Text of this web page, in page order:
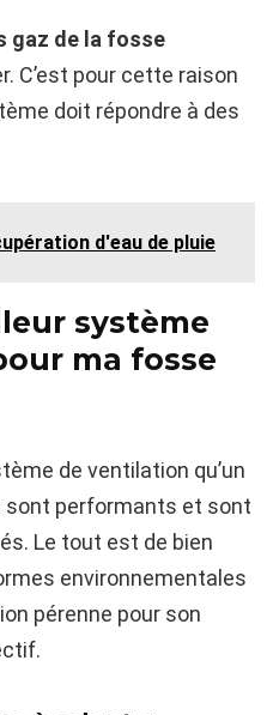
gaz de la fosse
C’est pour cette raison
doit répondre à des
d'eau de pluie
système
ma fosse
de ventilation qu’un
performants et sont
Le tout est de bien
environnementales
pérenne pour son